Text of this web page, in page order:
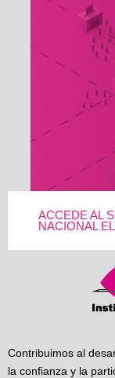
ACCEDE AL
NACIONAL
Contribuimos al
la confianza y la